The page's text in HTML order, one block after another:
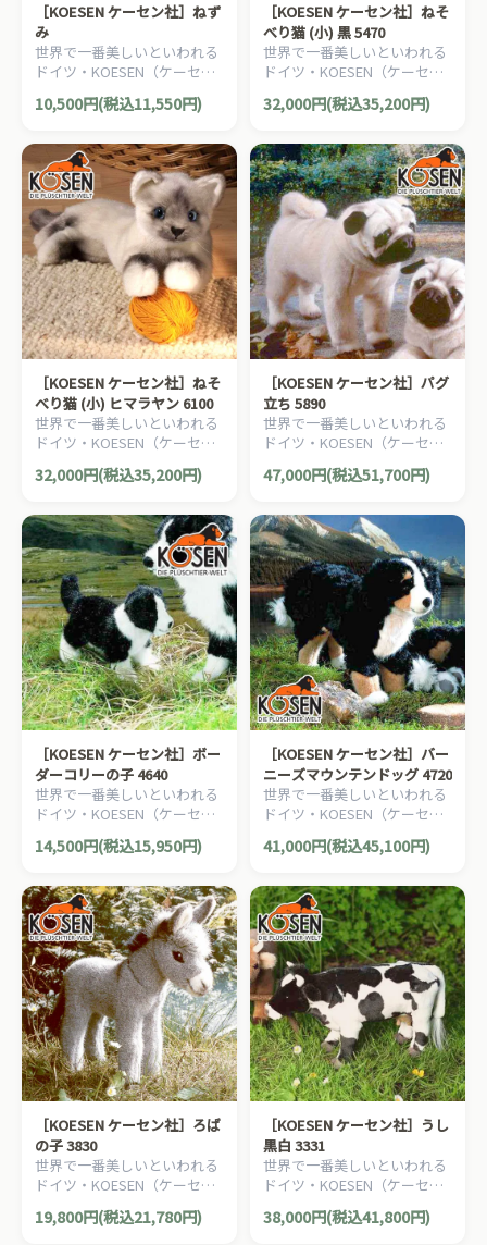
［KOESEN ケーセン社］ねず
み
世界で一番美しいといわれる
ドイツ・KOESEN（ケーセン
社）の動物のぬいぐるみ。愛
らしい表情のネズミのぬいぐ
10,500円(税込11,550円)
［KOESEN ケーセン社］ねそ
べり猫 (小) 黒 5470
世界で一番美しいといわれる
ドイツ・KOESEN（ケーセン
社）の動物のぬいぐるみ。愛
らしい表情の猫（ねこ/ネコ）
32,000円(税込35,200円)
［KOESEN ケーセン社］ねそ
べり猫 (小) ヒマラヤン 6100
世界で一番美しいといわれる
ドイツ・KOESEN（ケーセン
社）の動物のぬいぐるみ。愛
らしい表情の猫（ねこ/ネコ）
32,000円(税込35,200円)
［KOESEN ケーセン社］パグ
立ち 5890
世界で一番美しいといわれる
ドイツ・KOESEN（ケーセン
社）の動物のぬいぐるみ。愛
らしい表情の犬（イヌ/いぬ）
47,000円(税込51,700円)
［KOESEN ケーセン社］ボー
ダーコリーの子 4640
世界で一番美しいといわれる
ドイツ・KOESEN（ケーセン
社）の動物のぬいぐるみ。愛
らしい表情の犬（イヌ/いぬ）
14,500円(税込15,950円)
［KOESEN ケーセン社］バー
ニーズマウンテンドッグ 4720
世界で一番美しいといわれる
ドイツ・KOESEN（ケーセン
社）の動物のぬいぐるみ。愛
らしい表情の犬（イヌ/いぬ）
41,000円(税込45,100円)
［KOESEN ケーセン社］ろば
の子 3830
世界で一番美しいといわれる
ドイツ・KOESEN（ケーセン
社）の動物のぬいぐるみ。愛
らしい表情のロバのぬいぐる
19,800円(税込21,780円)
［KOESEN ケーセン社］うし
黒白 3331
世界で一番美しいといわれる
ドイツ・KOESEN（ケーセン
社）の動物のぬいぐるみ。愛
らしい表情の牛（うし/ウシ）
38,000円(税込41,800円)